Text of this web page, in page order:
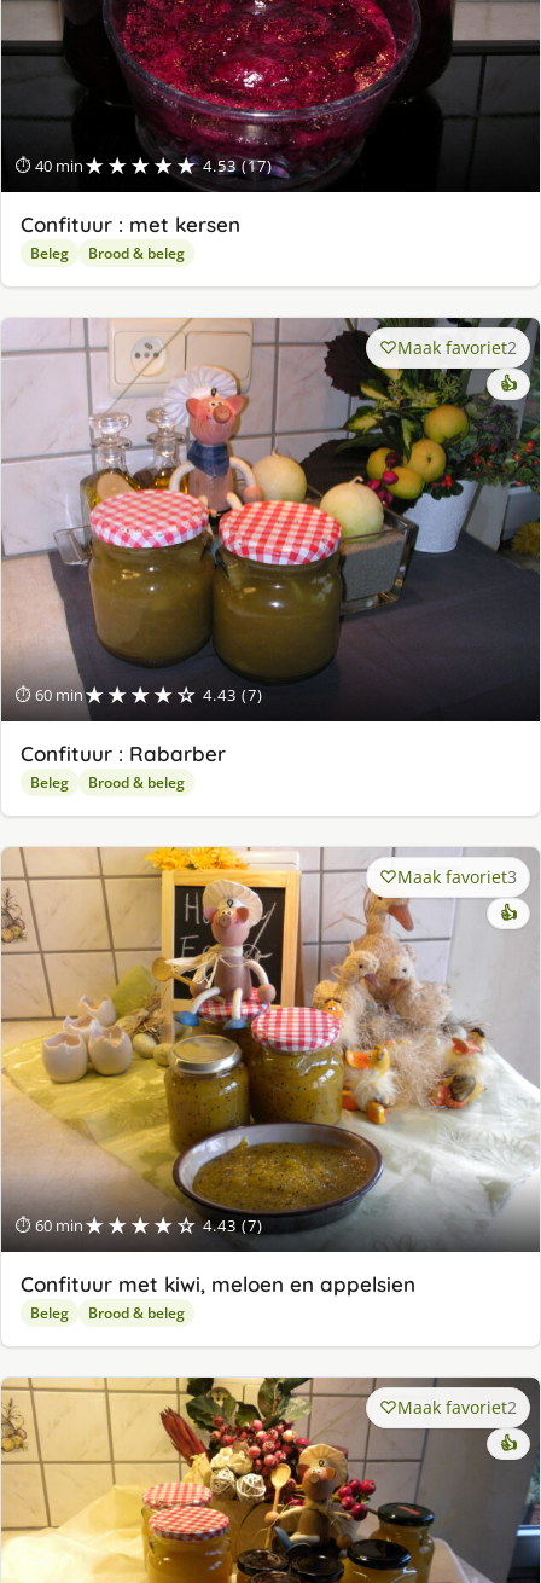
⏱ 40 min★★★★★ 4.53 (17)
Confituur : met kersen
Beleg Brood & beleg
⏱ 60 min★★★★☆ 4.43 (7)
Maak favoriet2
👍
Confituur : Rabarber
Beleg Brood & beleg
⏱ 60 min★★★★☆ 4.43 (7)
Maak favoriet3
👍
Confituur met kiwi, meloen en appelsien
Beleg Brood & beleg
Maak favoriet2
👍